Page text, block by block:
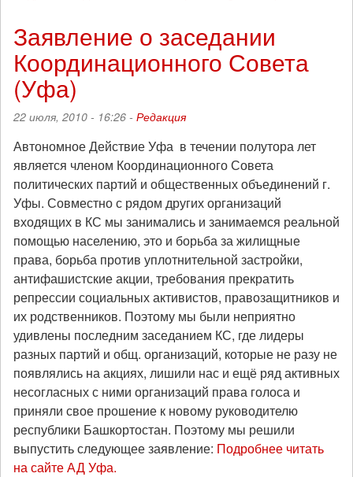
прошел
памяти
Ильи
Бородаенко
Заявление о заседании
Координационного Совета
(Уфа)
22 июля, 2010 - 16:26 - Редакция
Автономное Действие Уфа в течении полутора лет
является членом Координационного Совета
политических партий и общественных объединений г.
Уфы. Совместно с рядом других организаций
входящих в КС мы занимались и занимаемся реальной
помощью населению, это и борьба за жилищные
права, борьба против уплотнительной застройки,
антифашистские акции, требования прекратить
репрессии социальных активистов, правозащитников и
их родственников. Поэтому мы были неприятно
удивлены последним заседанием КС, где лидеры
разных партий и общ. организаций, которые не разу не
появлялись на акциях, лишили нас и ещё ряд активных
несогласных с ними организаций права голоса и
приняли свое прошение к новому руководителю
республики Башкортостан. Поэтому мы решили
выпустить следующее заявление: Подробнее читать
на сайте АД Уфа.